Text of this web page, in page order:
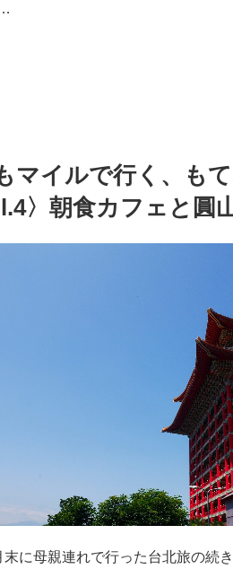
マイルで行く、も
〉朝食カフェと圓
に母親連れで行った台北旅の続